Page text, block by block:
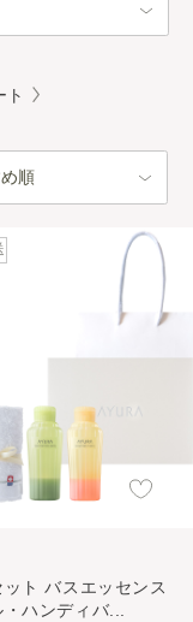
ト
ト バスエッセンス
・ハンディバ...